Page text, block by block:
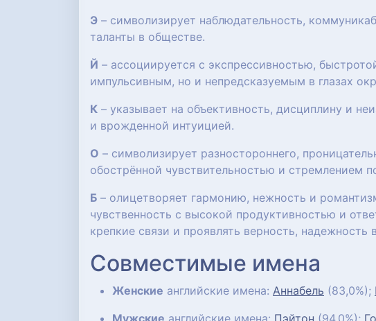
Э – символизирует наблюдательность,
таланты в обществе.
Й – ассоциируется с экспрессивностью,
импульсивным, но и непредсказуемым в глазах
К – указывает на объективность, дисциплину и
и врожденной интуицией.
О – символизирует разностороннего,
обострённой чувствительностью и стремлением
Б – олицетворяет гармонию, нежность и
чувственность с высокой продуктивностью и
крепкие связи и проявлять верность,
Совместимые имена
Женские английские имена: Аннабель (83,0%);
Мужские английские имена: Пэйтон (94,0%);